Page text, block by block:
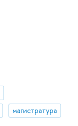
магистратура